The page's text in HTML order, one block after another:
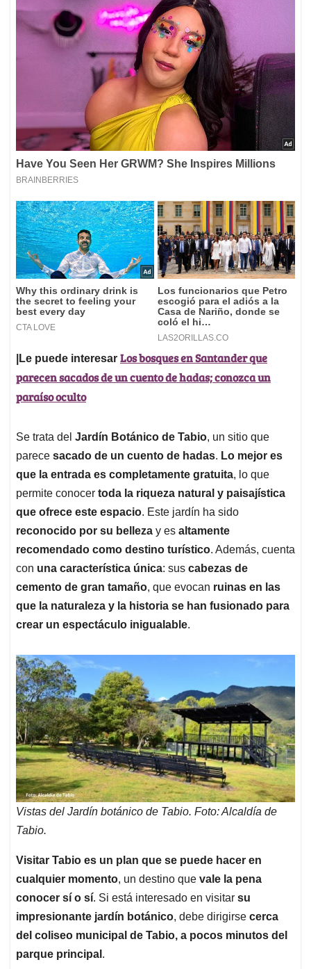
|Le puede interesar Los bosques en Santander que
parecen sacados de un cuento de hadas; conozca un
paraíso oculto
Se trata del Jardín Botánico de Tabio, un sitio que
parece sacado de un cuento de hadas. Lo mejor es
que la entrada es completamente gratuita, lo que
permite conocer toda la riqueza natural y paisajística
que ofrece este espacio. Este jardín ha sido
reconocido por su belleza y es altamente
recomendado como destino turístico. Además, cuenta
con una característica única: sus cabezas de
cemento de gran tamaño, que evocan ruinas en las
que la naturaleza y la historia se han fusionado para
crear un espectáculo inigualable.
Vistas del Jardín botánico de Tabio. Foto: Alcaldía de
Tabio.
Visitar Tabio es un plan que se puede hacer en
cualquier momento, un destino que vale la pena
conocer sí o sí. Si está interesado en visitar su
impresionante jardín botánico, debe dirigirse cerca
del coliseo municipal de Tabio, a pocos minutos del
parque principal .